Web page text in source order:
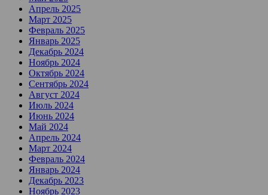
Апрель 2025
Март 2025
Февраль 2025
Январь 2025
Декабрь 2024
Ноябрь 2024
Октябрь 2024
Сентябрь 2024
Август 2024
Июль 2024
Июнь 2024
Май 2024
Апрель 2024
Март 2024
Февраль 2024
Январь 2024
Декабрь 2023
Ноябрь 2023